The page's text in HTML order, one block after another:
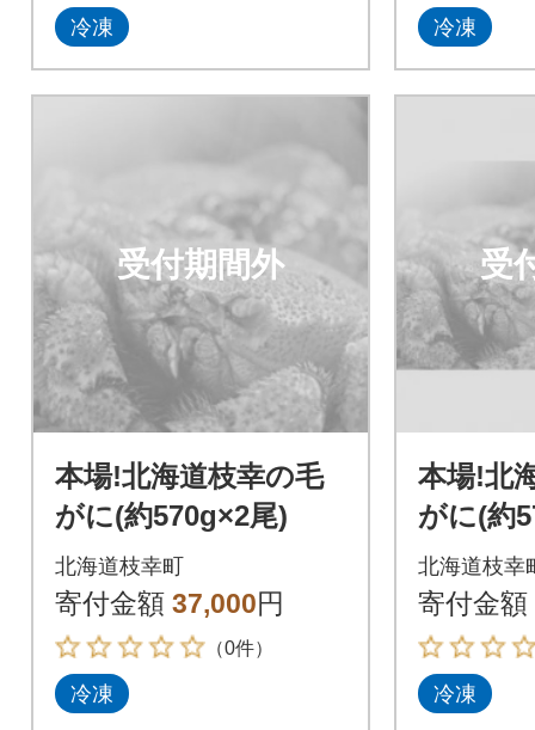
冷凍 冷凍
受付期間外
本場!北海道枝幸の毛
がに(約570g×2尾)
北海道枝幸町
寄付金額 37,000円
（0件）
冷凍
受
本場!北
がに(約
北海道枝幸
寄付金額
冷凍